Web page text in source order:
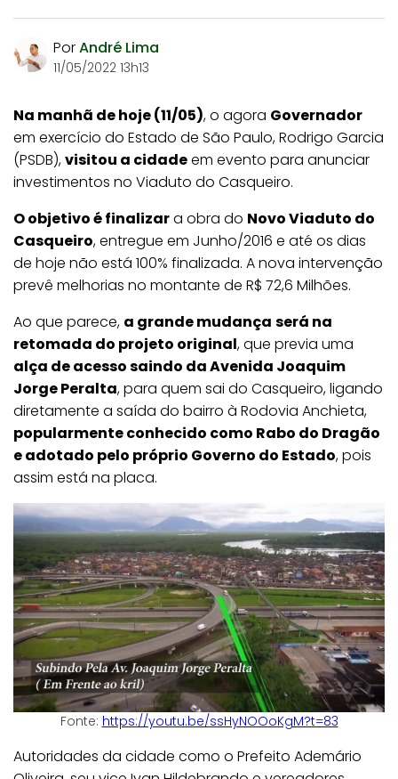
PorAndré Lima
11/05/2022 13h13
Na manhã de hoje (11/05), o agora Governador
em exercício do Estado de São Paulo, Rodrigo Garcia
(PSDB),visitou a cidadeem evento para anunciar
investimentos no Viaduto do Casqueiro.
O objetivo é finalizara obra do Novo Viaduto do
Casqueiro, entregue em Junho/2016 e até os dias
de hoje não está 100% finalizada. A nova intervenção
prevê melhorias no montante de R$ 72,6 Milhões.
Ao que parece, a grande mudança será na
retomada do projeto original, que previa uma
alça de acesso saindo da Avenida Joaquim
Jorge Peralta, para quem sai do Casqueiro, ligando
diretamente a saída do bairro à Rodovia Anchieta,
popularmente conhecido como Rabo do Dragão
e adotado pelo próprio Governo do Estado, pois
assim está na placa.
Fonte: https://youtu.be/ssHyNOOoKgM?t=83
Autoridades da cidade como o Prefeito Ademário